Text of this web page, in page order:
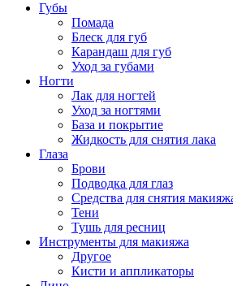
Губы
Помада
Блеск для губ
Карандаш для губ
Уход за губами
Ногти
Лак для ногтей
Уход за ногтями
База и покрытие
Жидкость для снятия лака
Глаза
Брови
Подводка для глаз
Средства для снятия
Тени
Тушь для ресниц
Инструменты для макияжа
Другое
Кисти и аппликаторы